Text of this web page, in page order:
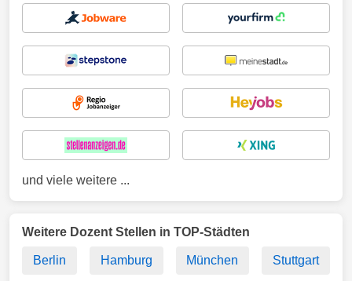
und viele weitere ...
Weitere Dozent Stellen in TOP-Städten
Berlin Hamburg München Stuttgart